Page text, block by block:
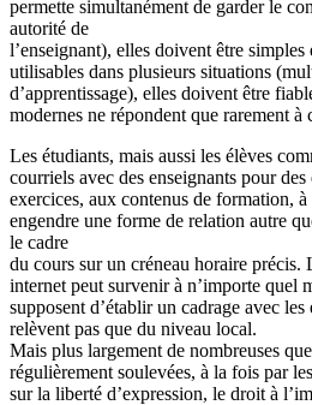
permette simultanément de garder le
autorité de
l’enseignant), elles doivent être
utilisables dans plusieurs situations
d’apprentissage), elles doivent être
modernes ne répondent que rarement à
Les étudiants, mais aussi les élèves
courriels avec des enseignants pour des
exercices, aux contenus de formation,
engendre une forme de relation autre
le cadre
du cours sur un créneau horaire
internet peut survenir à n’importe quel
supposent d’établir un cadrage avec
relèvent pas que du niveau local.
Mais plus largement de nombreuses
régulièrement soulevées, à la fois par
sur la liberté d’expression, le droit à